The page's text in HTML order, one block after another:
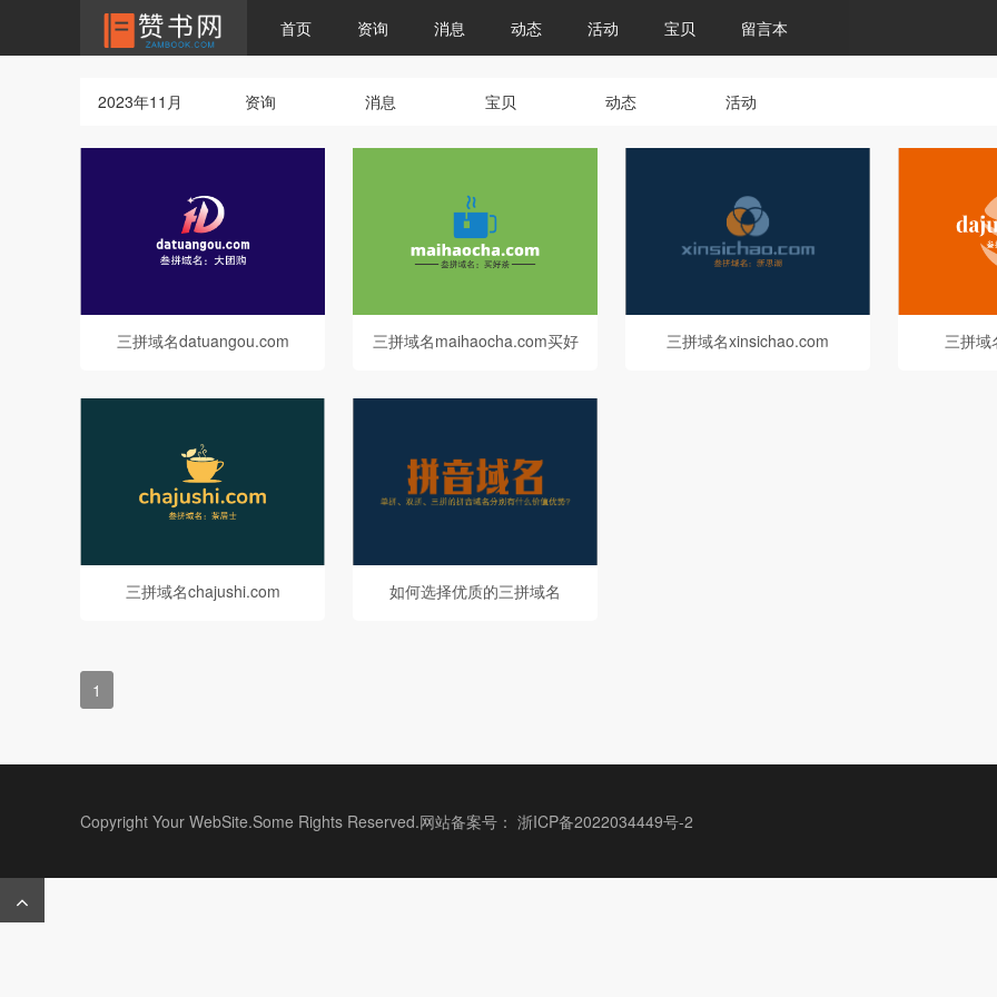
首页 资询 消息 动态 活动 宝贝 留言本
2023年11月 资询 消息 宝贝 动态 活动
三拼域名datuangou.com
三拼域名maihaocha.com买好
三拼域名xinsichao.com 三拼域
三拼域名chajushi.com 如何选择优质的三拼域名
1
Copyright Your WebSite.Some Rights Reserved.网站备案号： 浙ICP备2022034449号-2